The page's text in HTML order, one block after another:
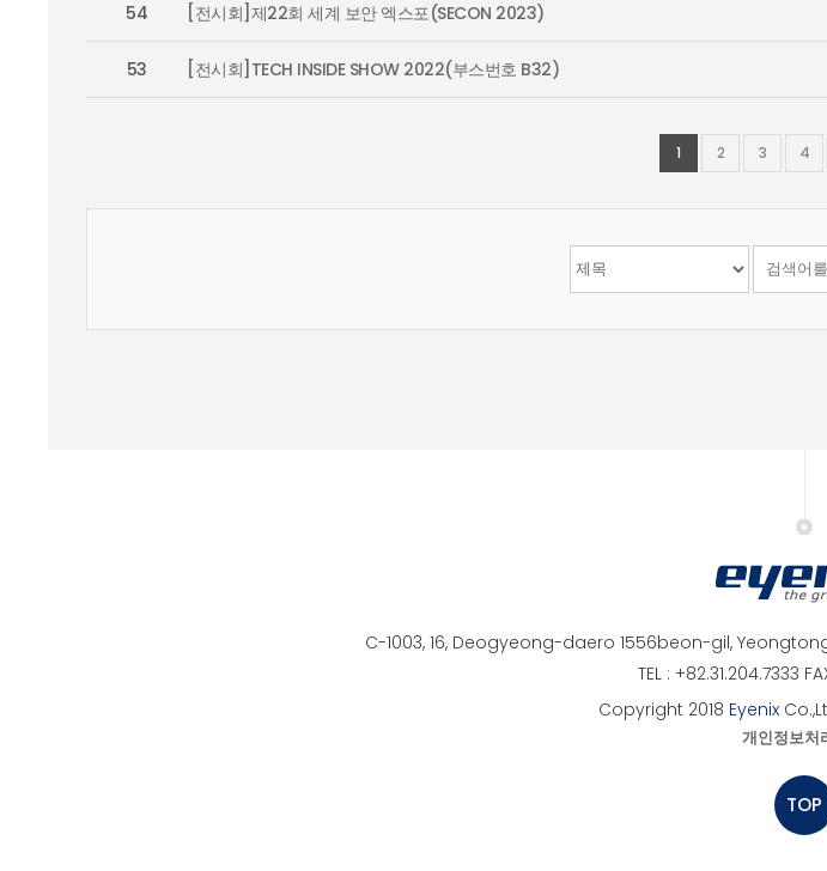
54 [전시회]제22회 세계 보안 엑스포(SECON 2023)
53 [전시회]TECH INSIDE SHOW 2022(부스번호 B32)
1 2 3 4
C-1003, 16, Deogyeong-daero 1556beon-gil,
TEL : +82.31.204.7333
Copyright 2018 Eyenix
개인정보처
TOP